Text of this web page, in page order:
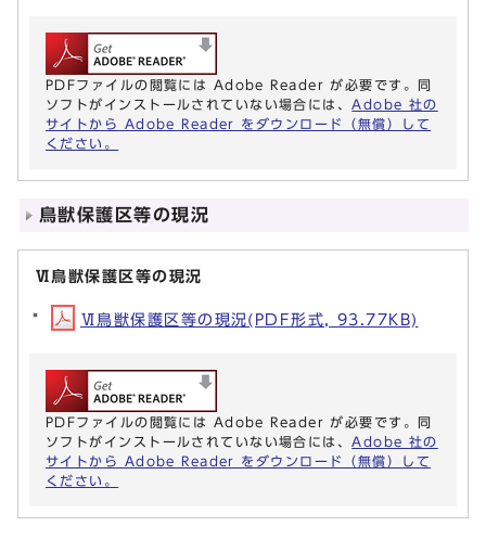
PDFファイルの閲覧には Adobe Reader が必要です。同
ソフトがインストールされていない場合には、 Adobe 社の
サイトから Adobe Reader をダウンロード（無償）して
ください。
鳥獣保護区等の現況
Ⅵ鳥獣保護区等の現況
Ⅵ鳥獣保護区等の現況(PDF形式, 93.77KB)
PDFファイルの閲覧には Adobe Reader が必要です。同
ソフトがインストールされていない場合には、 Adobe 社の
サイトから Adobe Reader をダウンロード（無償）して
ください。